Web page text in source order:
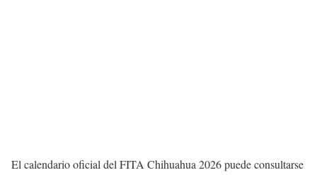
El calendario oficial del FITA Chihuahua 2026 puede consultarse